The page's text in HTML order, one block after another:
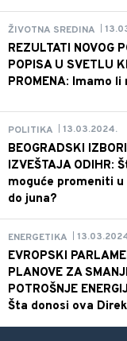
ŽIVOTNA SREDINA
REZULTATI NOVOG
POPISA U SVETLU
PROMENA: Imamo
POLITIKA 13.03.2024.
BEOGRADSKI
IZVEŠTAJA ODIHR:
moguće promeniti
do juna?
ENERGETIKA
EVROPSKI
PLANOVE ZA
POTROŠNJE
Šta donosi ova